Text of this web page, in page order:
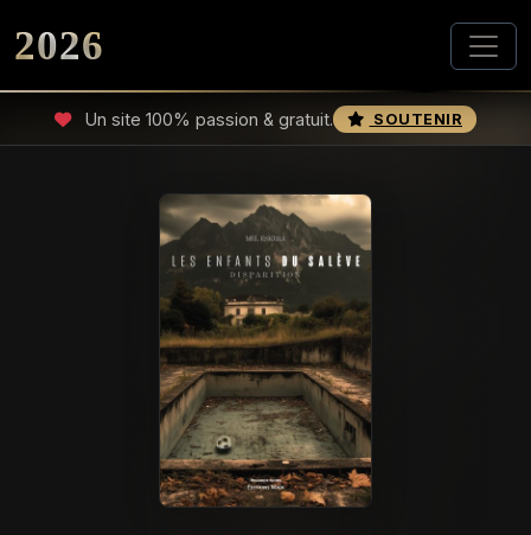
2026
Un site 100% passion & gratuit. SOUTENIR